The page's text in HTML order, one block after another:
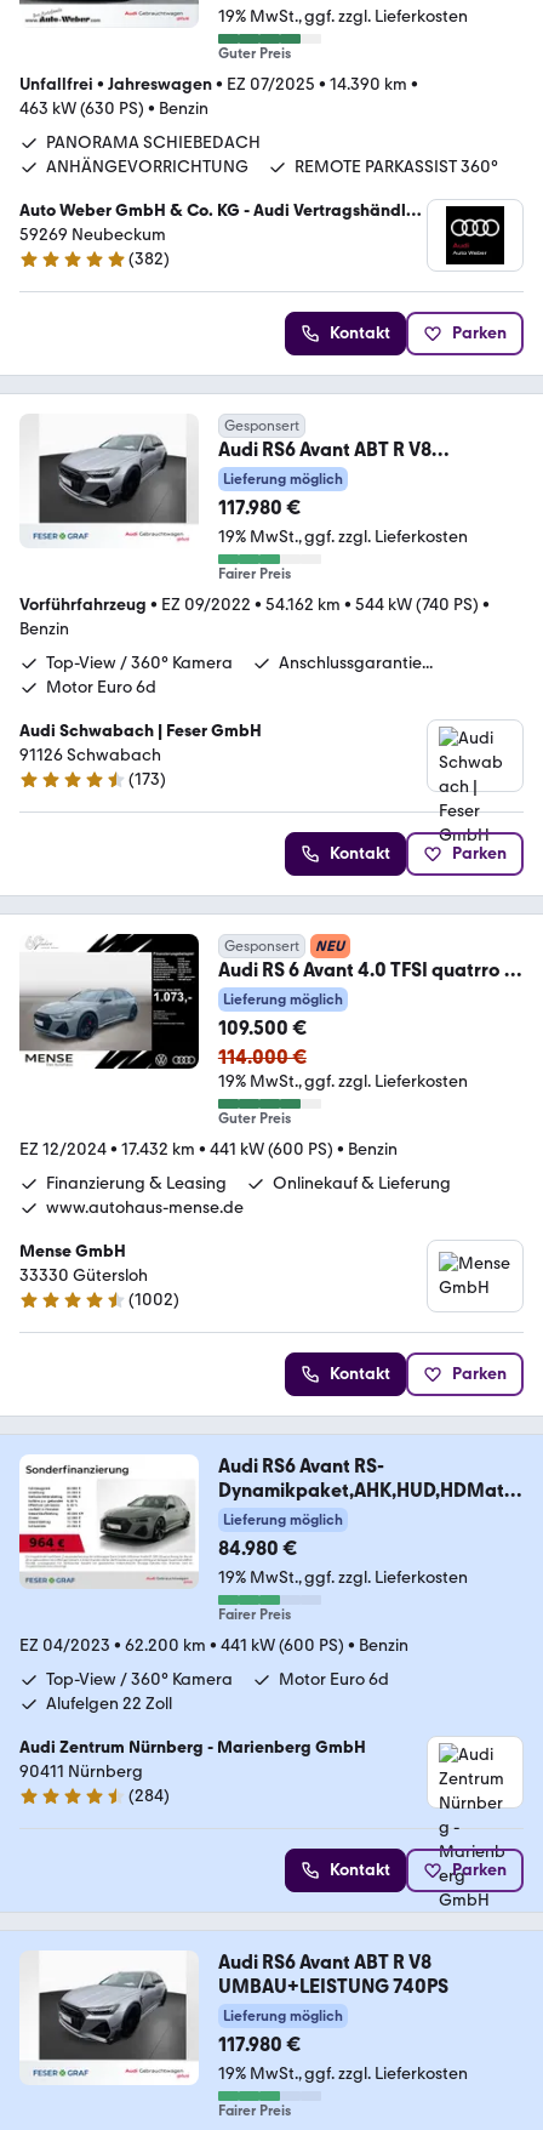
19% MwSt. ggf. zzgl. Lieferkosten
Guter Preis
Unfallfrei • Jahreswagen• EZ 07/2025 • 14.390 km •
463 kW (630 PS) • Benzin
PANORAMA SCHIEBEDACH
ANHÄNGEVORRICHTUNG
REMOTE PARKASSIST 360°
Auto Weber GmbH & Co. KG - Audi Vertragshändler
/ VW Service
59269 Neubeckum
4.9 Sterne
(382)
Kontakt Parken
Gesponsert
Audi RS6 Avant ABT R V8
UMBAU+LEISTUNG 740PS
Lieferung möglich
117.980 €
19% MwSt. ggf. zzgl. Lieferkosten
Fairer Preis
Vorführfahrzeug • EZ 09/2022 • 54.162 km • 544 kW (740 PS) •
Benzin
Top-View / 360° Kamera
Anschlussgarantie...
Motor Euro 6d
Audi Schwabach | Feser GmbH
91126 Schwabach
4.6 Sterne
(173)
Kontakt Parken
Gesponsert NEU
Audi RS 6 Avant 4.0 TFSI quatrro S
tronic Matrix|AHK|
Lieferung möglich
109.500 €
114.000 €
19% MwSt. ggf. zzgl. Lieferkosten
Guter Preis
EZ 12/2024• 17.432 km • 441 kW (600 PS) • Benzin
Finanzierung & Leasing
Onlinekauf & Lieferung
www.autohaus-mense.de
Mense GmbH
33330 Gütersloh
4.7 Sterne
(1002)
Kontakt Parken
Audi RS6 Avant RS-
Dynamikpaket,AHK,HUD,HDMatri
x,B&O
Lieferung möglich
84.980 €
19% MwSt. ggf. zzgl. Lieferkosten
Fairer Preis
EZ 04/2023 • 62.200 km • 441 kW (600 PS) • Benzin
Top-View / 360° Kamera
Motor Euro 6d
Alufelgen 22 Zoll
Audi Zentrum Nürnberg - Marienberg GmbH
90411 Nürnberg
4.6 Sterne
(284)
Kontakt Parken
Audi RS6 Avant ABT R V8
UMBAU+LEISTUNG 740PS
Lieferung möglich
117.980 €
19% MwSt. ggf. zzgl. Lieferkosten
Fairer Preis